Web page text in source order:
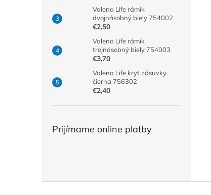
Valena Life rámik
dvojnásobný biely 754002
€2,50
Valena Life rámik
trojnásobný biely 754003
€3,70
Valena Life kryt zásuvky
čierna 756302
€2,40
Prijímame online platby